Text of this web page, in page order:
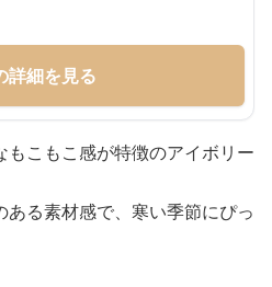
詳細を見る
こもこ感が特徴のアイボリー
る素材感で、寒い季節にぴっ